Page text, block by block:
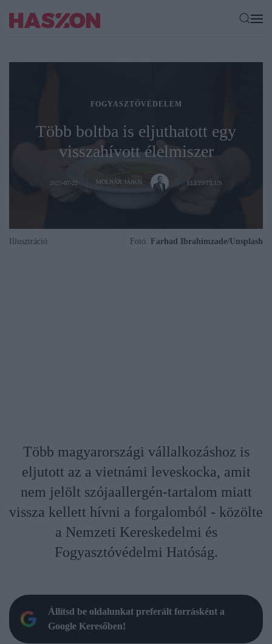
FOGYASZTÓVÉDELEM
Több boltba is eljuthatott egy
visszahívott élelmiszer
2025-07-22 MOLNÁR JÁNOS ÉLETSTÍLUS
Illusztráció Fotó: Farhad Ibrahimzade/Unsplash
Több magyarországi vállalkozáshoz is
eljutott az a vietnámi leveskocka, amit
nem jelölt szójaallergén-tartalom miatt
vissza kellett hívni a forgalomból - közölte
a Nemzeti Kereskedelmi és
Fogyasztóvédelmi Hatóság.
Állítsd be oldalunkat preferált forrásként a
Google Keresőben!